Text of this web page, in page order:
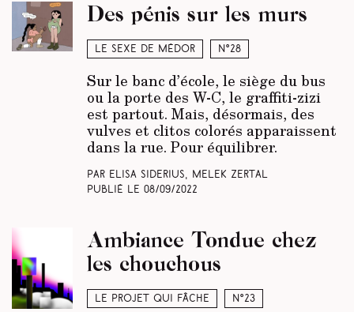
Le sexe de Médor N°28
Des pénis sur les murs
Sur le banc d’école, le siège du bus
ou la porte des W-C, le graffiti-zizi
est partout. Mais, désormais, des
vulves et clitos colorés apparaissent
dans la rue. Pour équilibrer.
Par Elisa Siderius, Melek Zertal
Publié le 08/09/2022
Le projet qui fâche N°23
Ambiance Tondue chez
les chouchous